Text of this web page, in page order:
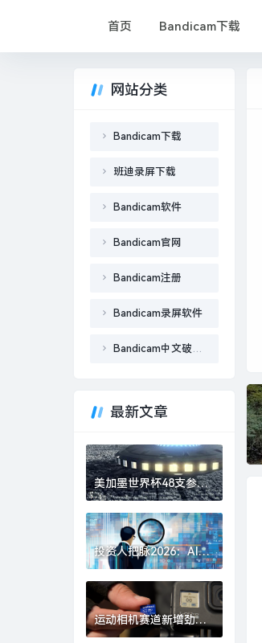
首页 Bandicam下载
网站分类
Bandicam下载
班迪录屏下载
Bandicam软件
Bandicam官网
Bandicam注册
Bandicam录屏软件
Bandicam中文破解版
最新文章
美加墨世界杯48支参赛
球队确定|界面新闻 · 快
讯
投资人把脉2026：AI、
具身智能、生物制造，
或出现百亿美金超级独
角兽 | 界面预言家⑥|界
面新闻 · 科技
运动相机赛道新增劲
敌，影石创始人刘靖康